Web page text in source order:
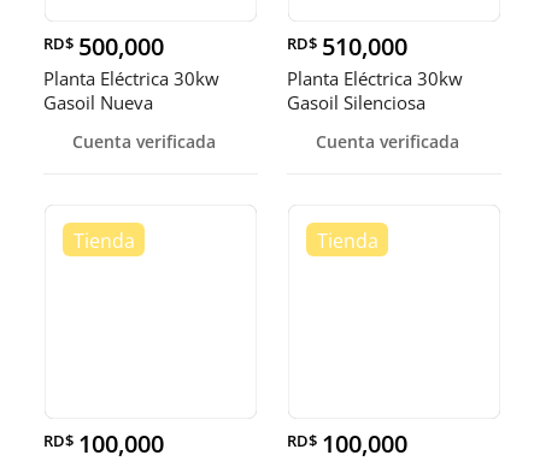
RD$ 500,000
Planta Eléctrica 30kw
Gasoil Nueva
Cuenta verificada
RD$ 510,000
Planta Eléctrica 30kw
Gasoil Silenciosa
Cuenta verificada
RD$ 100,000 RD$ 100,000